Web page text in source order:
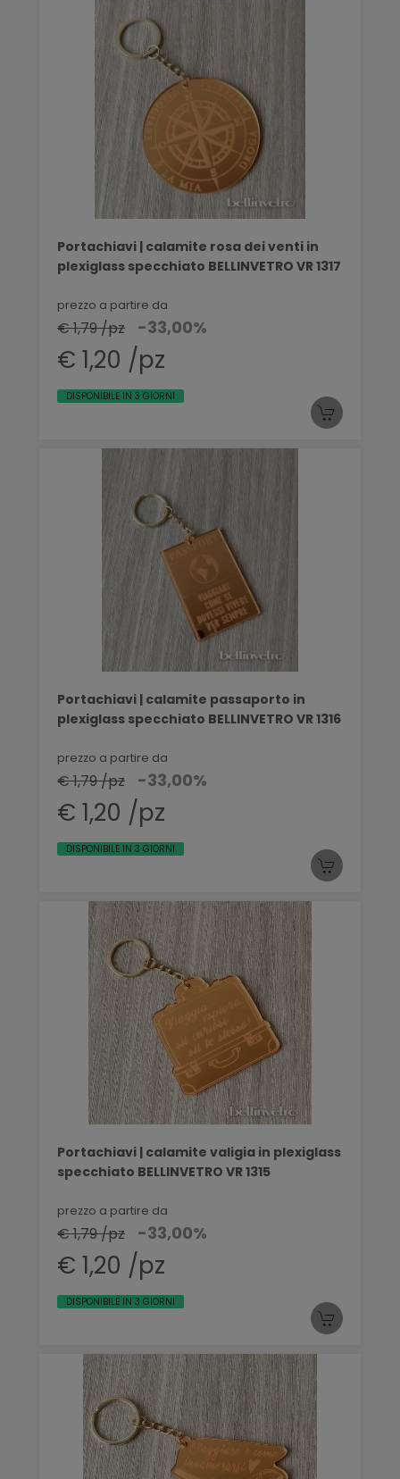
Portachiavi | calamite rosa dei venti in
plexiglass specchiato BELLINVETRO VR 1317
prezzo a partire da
€ 1,79 /pz -33,00%
€ 1,20 /pz
DISPONIBILE IN 3 GIORNI
Portachiavi | calamite passaporto in
plexiglass specchiato BELLINVETRO VR 1316
prezzo a partire da
€ 1,79 /pz -33,00%
€ 1,20 /pz
DISPONIBILE IN 3 GIORNI
Portachiavi | calamite valigia in plexiglass
specchiato BELLINVETRO VR 1315
prezzo a partire da
€ 1,79 /pz -33,00%
€ 1,20 /pz
DISPONIBILE IN 3 GIORNI